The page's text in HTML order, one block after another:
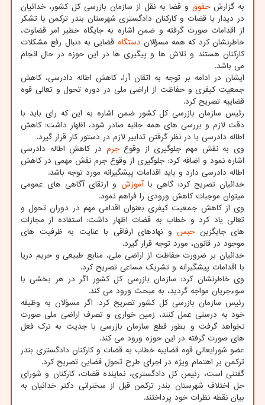
به گزارش حقوق و قضا به نقل از سازمان بازرسی کل کشور، خدائیان
در دیدار با قضات و کارکنان دادگستری شهرستان بندر ترکمن با تشکر
از اقدامات صورت گرفته و ضمن اشاره به جایگاه خطیر امر قضاوت،
خاطرنشان کرد که همه مسؤلان دستگاه قضایی به دنبال رفع مشکلات
کارکنان هستند و تلاش ها و پیگیری ها در این حوزه در حال انجام
می باشد.
ایشان در ادامه بر توجه به اتقان آرا، کاهش اطاله دادرسی، کاهش
جمعیت کیفری و حفاظت از اراضی ملی در دوره تحول و تعالی قوه
قضاییه تصریح کرد.
رئیس سازمان بازرسی کل کشور ضمن اشاره به این که رای باید با
دقت لازم و بررسی های همه جانبه صادر شود، اظهار داشت: کاهش
اطاله دادرسی با در نظر گرفتن تدابیر لازم در دستور کار قرار گیرد.
وی به نقش مهم جلوگیری از وقوعجرم در کاهش اطاله دادرسی
اشاره نمود و اضافه کرد: جلوگیری از وقوع جرم نقش مهمی در کاهش
اطاله دادرسی دارد و باید اقدامات پیشگیرانه مورد توجه باشد.
خدائیان تصریح کرد: گاهی باآموزش و ارتقای آگاهی های عمومی
میتوان موجبات کاهش ورودی را فراهم نمود.
وی از کاهش جمعیت کیفری بعنوان اقدامی مهم در دوران تحول و
تعالی یاد کرد و خطاب به قضات اظهار داشت: استفاده از مجازات
های جایگزین حبس و نهادهای ارفاقی با عنایت به ظرفیت های
موجود در قانون، مورد توجه قرار گیرد.
خدائیان بر ضرورت حفاظت از اراضی ملی، منابع طبیعی و حریم دریا
با اقدامات پیشگیرانه و تشریک مساعی تصریح کرد.
وی خاطرنشان کرد: سازمان بازرسی کل کشور اگر در هر بخشی با
سوءجریان مواجه گردید، به مبحث ورود می کند.
رئیس سازمان بازرسی کل کشور تصریح کرد: اگر مسؤلان به وظیفه
خود به درستی عمل کنند، زمین خواری و تصرف اراضی ملی صورت
نخواهد گرفت و بطور قطع سازمان بازرسی با جدیت به ترک فعل
های صورت گرفته در این حوزه ورود می کند.
عضو شورایعالی قوه قضاییه خطاب به قضات و کارکنان دادگستری بندر
ترکمن بر اهتمام ویژه در اجرای طرح تحول قضایی تصریح کرد.
گفتنی است، رئیس کل دادگستری، نماینده قضات، کارکنان و شورای
حل اختلاف شهرستان بندر ترکمن قبل از سخنرانی دکتر خدائیان به
بیان نقطه نظرات خود پرداختند.